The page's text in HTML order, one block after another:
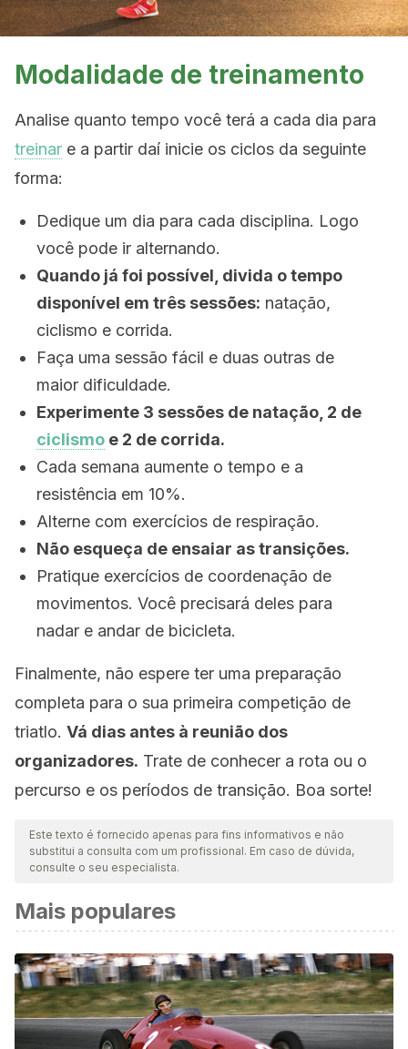
Modalidade de treinamento
Analise quanto tempo você terá a cada dia para
treinar e a partir daí inicie os ciclos da seguinte
forma:
Dedique um dia para cada disciplina. Logo
você pode ir alternando.
Quando já foi possível, divida o tempo
disponível em três sessões: natação,
ciclismo e corrida.
Faça uma sessão fácil e duas outras de
maior dificuldade.
Experimente 3 sessões de natação, 2 de
ciclismo e 2 de corrida.
Cada semana aumente o tempo e a
resistência em 10%.
Alterne com exercícios de respiração.
Não esqueça de ensaiar as transições.
Pratique exercícios de coordenação de
movimentos. Você precisará deles para
nadar e andar de bicicleta.
Finalmente, não espere ter uma preparação
completa para o sua primeira competição de
triatlo. Vá dias antes à reunião dos
organizadores. Trate de conhecer a rota ou o
percurso e os períodos de transição. Boa sorte!
Este texto é fornecido apenas para fins informativos e não
substitui a consulta com um profissional. Em caso de dúvida,
consulte o seu especialista.
Mais populares